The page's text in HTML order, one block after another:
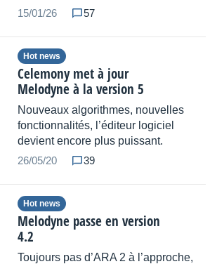
15/01/26
57
Hot news
Celemony met à jour
Melodyne à la version 5
Nouveaux algorithmes, nouvelles
fonctionnalités, l’éditeur logiciel
devient encore plus puissant.
26/05/20
39
Hot news
Melodyne passe en version
4.2
Toujours pas d’ARA 2 à l’approche,